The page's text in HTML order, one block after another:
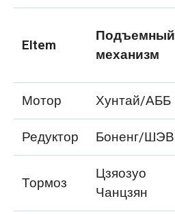
EItem
Подъемный
механизм
Мотор Хунтай/АББ
Редуктор
Боненг/ШЭВ
Тормоз
Цзяозуо
Чанцзян